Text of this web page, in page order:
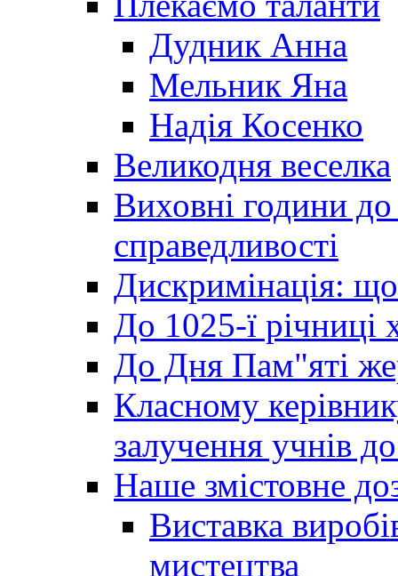
Дудник Анна
Мельник Яна
Надія Косенко
Великодня веселка
Виховні години до
справедливості
Дискримінація:
До 1025-ї річниці
До Дня Пам"яті
Класному
залучення учнів
Наше змістовне
Виставка
мистецтва